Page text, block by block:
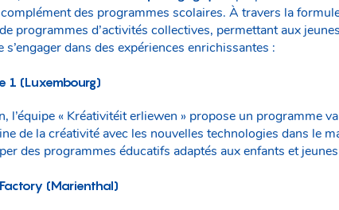
des programmes scolaires. À travers la
programmes d’activités collectives, permettant aux
dans des expériences enrichissantes :
1 (Luxembourg)
l’équipe « Kréativitéit erliewen » propose un programme
de la créativité avec les nouvelles technologies dans le
des programmes éducatifs adaptés aux enfants et
(Marienthal)